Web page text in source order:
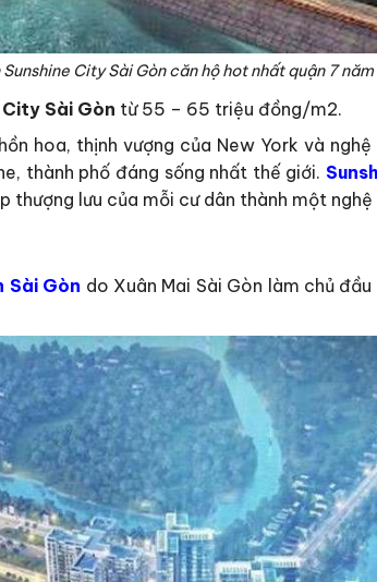
Sunshine City Sài Gòn căn hộ hot nhất quận 7
Sài Gòn từ 55 – 65 triệu đồng/m2.
hoa, thịnh vượng của New York và
thành phố đáng sống nhất thế giới.
thượng lưu của mỗi cư dân thành một
Sài Gòn do Xuân Mai Sài Gòn làm chủ